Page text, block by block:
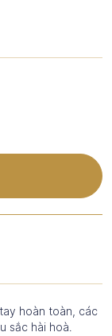
hoàn toàn, các
sắc hài hoà.